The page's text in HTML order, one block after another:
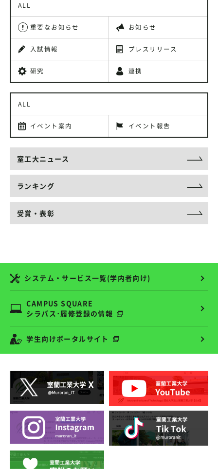
ALL
重要なお知らせ お知らせ
入試情報 プレスリリース
研究 連携
ALL
イベント案内 イベント報告
室工大ニュース
ランキング
受賞・表彰
システム・サービス一覧(学内者向け)
CAMPUS SQUARE
シラバス･履修登録の情報
学生向けポータルサイト